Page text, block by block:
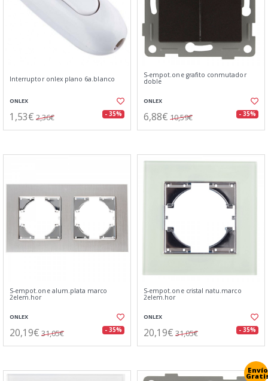
Interruptor onlex plano 6a.blanco
ONLEX
1,53€ 2,36€ - 35%
S-empot.one grafito conmutador
doble
ONLEX
6,88€ 10,59€ - 35%
S-empot.one alum.plata marco
2elem.hor
ONLEX
20,19€ 31,05€ - 35%
S-empot.one cristal natu.marco
2elem.hor
ONLEX
20,19€ 31,05€ - 35%
Envío